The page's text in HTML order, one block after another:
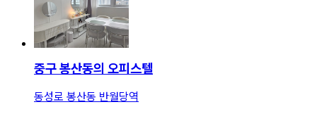
중구 봉산동의 오피스텔
동성로 봉산동 반월당역